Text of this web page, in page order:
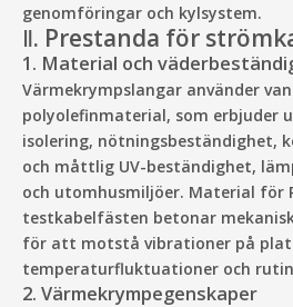
genomföringar och kylsystem.
Ⅱ. Prestanda för
1. Material och
Värmekrympslangar använder
polyolefinmaterial, som erbjuder
isolering, nötningsbeständighet,
och måttlig UV-beständighet,
och utomhusmiljöer. Material för
testkabelfästen betonar
för att motstå vibrationer på
temperaturfluktuationer och
2. Värmekrympegenskaper